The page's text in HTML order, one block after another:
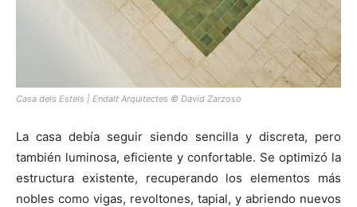
Casa dels Estels | Endalt Arquitectes © David Zarzoso
La casa debía seguir siendo sencilla y discreta, pero
también luminosa, eficiente y confortable. Se optimizó la
estructura existente, recuperando los elementos más
nobles como vigas, revoltones, tapial, y abriendo nuevos